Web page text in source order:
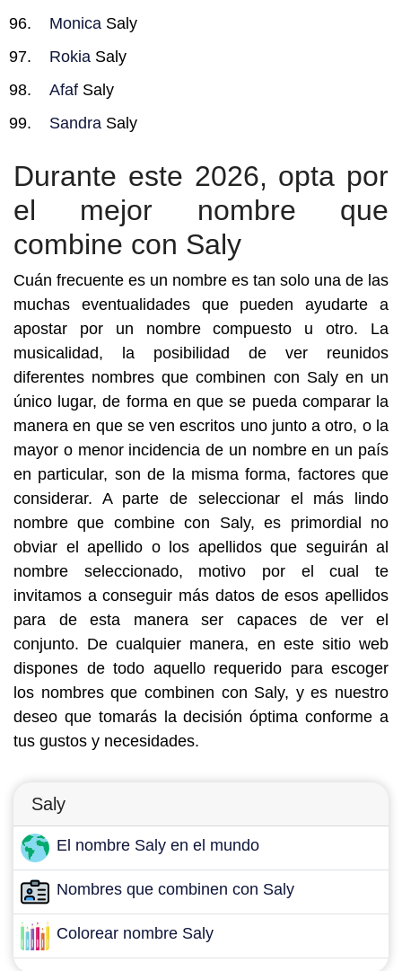
Monica Saly
Rokia Saly
Afaf Saly
Sandra Saly
Durante este 2026, opta por
el mejor nombre que
combine con Saly
Cuán frecuente es un nombre es tan solo una de las
muchas eventualidades que pueden ayudarte a
apostar por un nombre compuesto u otro. La
musicalidad, la posibilidad de ver reunidos
diferentes nombres que combinen con Saly en un
único lugar, de forma en que se pueda comparar la
manera en que se ven escritos uno junto a otro, o la
mayor o menor incidencia de un nombre en un país
en particular, son de la misma forma, factores que
considerar. A parte de seleccionar el más lindo
nombre que combine con Saly, es primordial no
obviar el apellido o los apellidos que seguirán al
nombre seleccionado, motivo por el cual te
invitamos a conseguir más datos de esos apellidos
para de esta manera ser capaces de ver el
conjunto. De cualquier manera, en este sitio web
dispones de todo aquello requerido para escoger
los nombres que combinen con Saly, y es nuestro
deseo que tomarás la decisión óptima conforme a
tus gustos y necesidades.
Saly
El nombre Saly en el mundo
Nombres que combinen con Saly
Colorear nombre Saly